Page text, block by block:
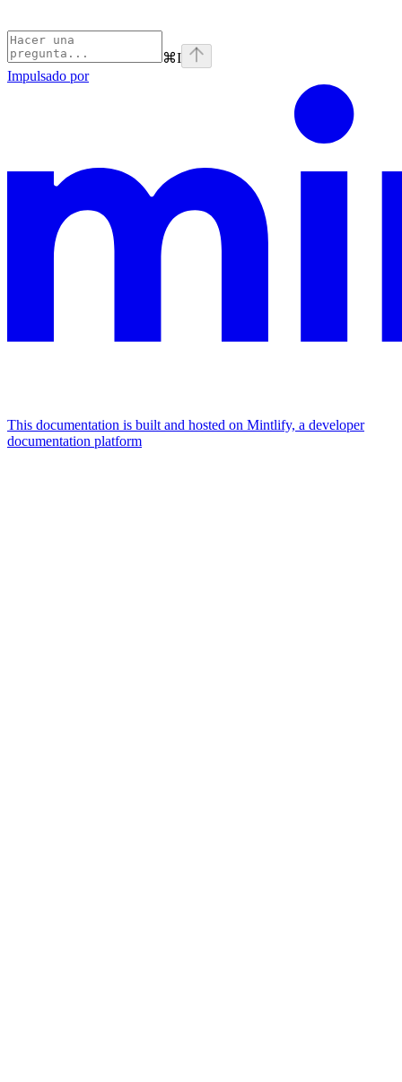
⌘I
Impulsado por
This documentation is built and hosted on Mintlify, a developer
documentation platform